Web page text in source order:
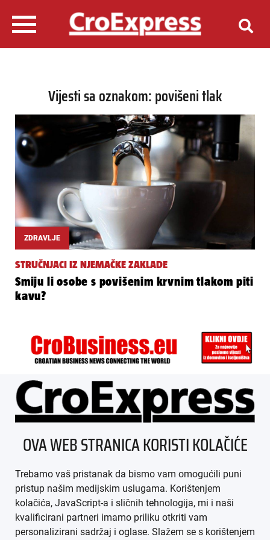
Vijesti sa oznakom: povišeni tlak
ZDRAVLJE
STRUČNJACI IZ NJEMAČKE ZAKLADE
Smiju li osobe s povišenim krvnim tlakom piti
kavu?
ÜBER UNS
IMPRESSUM
AGB
DATENSCHUTZ
OVA WEB STRANICA KORISTI KOLAČIĆE
Trebamo vaš pristanak da bismo vam omogućili puni
pristup našim medijskim uslugama. Korištenjem
kolačića, JavaScript-a i sličnih tehnologija, mi i naši
kvalificirani partneri imamo priliku otkriti vam
personalizirani sadržaj i oglase. Slažem se s korištenjem